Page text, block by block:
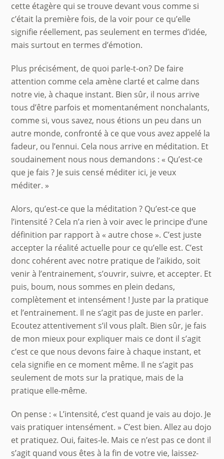
cette étagère qui se trouve devant vous comme si
c’était la première fois, de la voir pour ce qu’elle
signifie réellement, pas seulement en termes d’idée,
mais surtout en termes d’émotion.
Plus précisément, de quoi parle-t-on? De faire
attention comme cela amène clarté et calme dans
notre vie, à chaque instant. Bien sûr, il nous arrive
tous d’être parfois et momentanément nonchalants,
comme si, vous savez, nous étions un peu dans un
autre monde, confronté à ce que vous avez appelé la
fadeur, ou l’ennui. Cela nous arrive en méditation. Et
soudainement nous nous demandons : « Qu’est-ce
que je fais ? Je suis censé méditer ici, je veux
méditer. »
Alors, qu’est-ce que la méditation ? Qu’est-ce que
l’intensité ? Cela n’a rien à voir avec le principe d’une
définition par rapport à « autre chose ». C’est juste
accepter la réalité actuelle pour ce qu’elle est. C’est
donc cohérent avec notre pratique de l’aikido, soit
venir à l’entrainement, s’ouvrir, suivre, et accepter. Et
puis, boum, nous sommes en plein dedans,
complètement et intensément ! Juste par la pratique
et l’entrainement. Il ne s’agit pas de juste en parler.
Ecoutez attentivement s’il vous plaît. Bien sûr, je fais
de mon mieux pour expliquer mais ce dont il s’agit
c’est ce que nous devons faire à chaque instant, et
cela signifie en ce moment même. Il ne s’agit pas
seulement de mots sur la pratique, mais de la
pratique elle-même.
On pense : « L’intensité, c’est quand je vais au dojo. Je
vais pratiquer intensément. » C’est bien. Allez au dojo
et pratiquez. Oui, faites-le. Mais ce n’est pas ce dont il
s’agit quand vous êtes à la fin de votre vie, laissez-